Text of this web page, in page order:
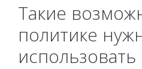
Такие
политике
использовать